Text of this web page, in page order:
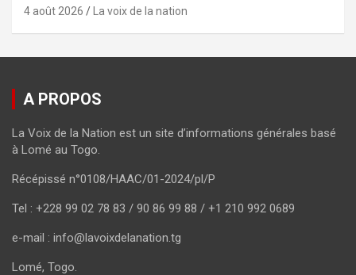
4 août 2026 La voix de la nation
A PROPOS
La Voix de la Nation est un site d’informations générales basé
à Lomé au Togo.
Récépissé n°0108/HAAC/01-2024/pl/P
Tel : +228 99 02 78 83 / 90 86 99 88 / +1 210 992 0689
e-mail : info@lavoixdelanation.tg
Lomé, Togo.